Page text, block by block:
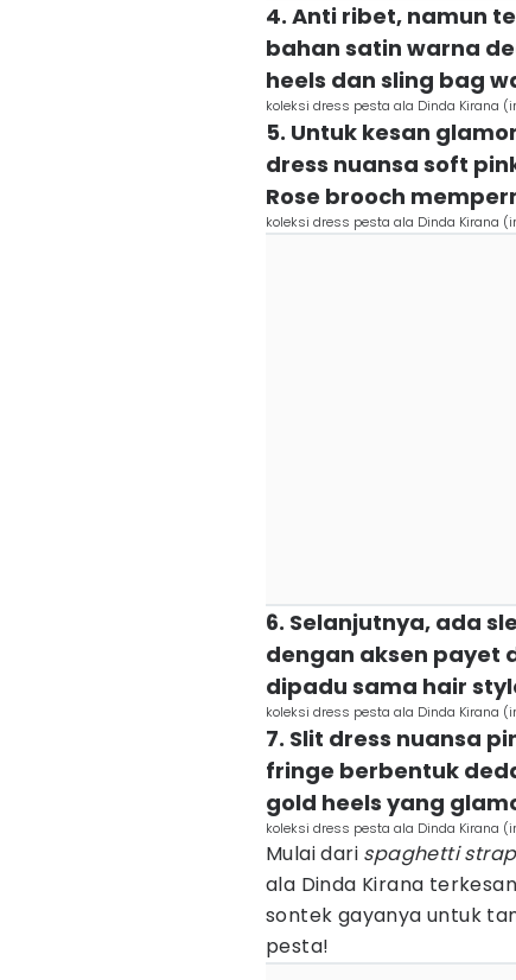
4. Anti ribet, namun
bahan satin warna
heels dan sling bag
koleksi dress pesta ala Dinda Kirana
5. Untuk kesan
dress nuansa soft
Rose brooch
koleksi dress pesta ala Dinda Kirana
6. Selanjutnya, ada
dengan aksen payet
dipadu sama hair
koleksi dress pesta ala Dinda Kirana
7. Slit dress nuansa
fringe berbentuk
gold heels yang
koleksi dress pesta ala Dinda Kirana
Mulai dari spaghetti
ala Dinda Kirana
sontek gayanya untuk
pesta!